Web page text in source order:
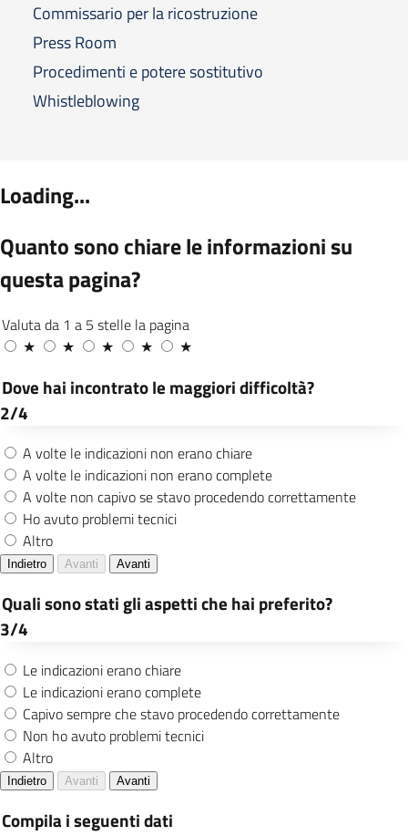
Commissario per la ricostruzione
Press Room
Procedimenti e potere sostitutivo
Whistleblowing